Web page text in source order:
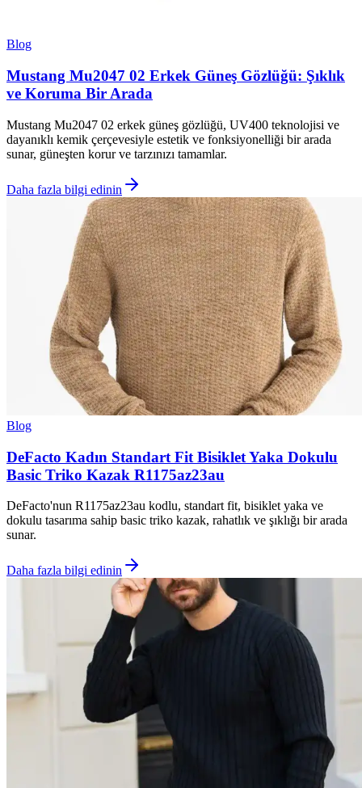
Blog
Mustang Mu2047 02 Erkek Güneş Gözlüğü: Şıklık
ve Koruma Bir Arada
Mustang Mu2047 02 erkek güneş gözlüğü, UV400 teknolojisi ve
dayanıklı kemik çerçevesiyle estetik ve fonksiyonelliği bir arada
sunar, güneşten korur ve tarzınızı tamamlar.
Daha fazla bilgi edinin
Blog
DeFacto Kadın Standart Fit Bisiklet Yaka Dokulu
Basic Triko Kazak R1175az23au
DeFacto'nun R1175az23au kodlu, standart fit, bisiklet yaka ve
dokulu tasarıma sahip basic triko kazak, rahatlık ve şıklığı bir arada
sunar.
Daha fazla bilgi edinin